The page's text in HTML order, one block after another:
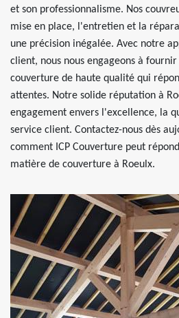
et son professionnalisme. Nos
mise en place, l'entretien et la
une précision inégalée. Avec notre
client, nous nous engageons à fournir
couverture de haute qualité qui
attentes. Notre solide réputation à
engagement envers l'excellence, la
service client. Contactez-nous dès
comment ICP Couverture peut
matière de couverture à Roeulx.